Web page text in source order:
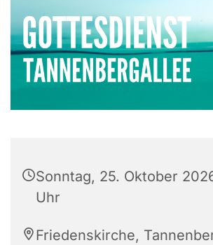
Sonntag, 25. Oktober
Uhr
Friedenskirche,